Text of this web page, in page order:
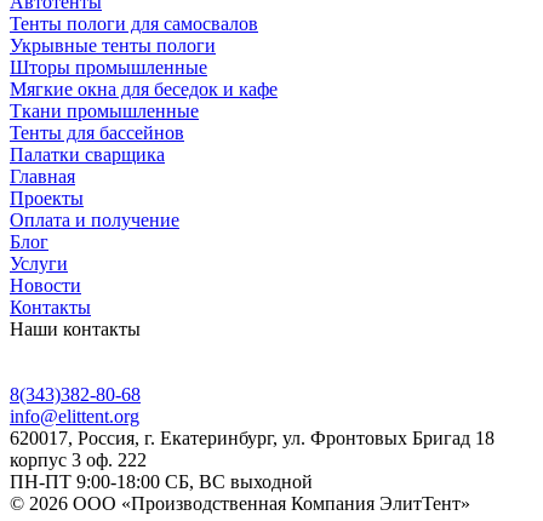
Тенты пологи для самосвалов
Укрывные тенты пологи
Шторы промышленные
Мягкие окна для беседок и кафе
Ткани промышленные
Тенты для бассейнов
Палатки сварщика
Главная
Проекты
Оплата и получение
Блог
Услуги
Новости
Контакты
Наши контакты
8(343)382-80-68
info@elittent.org
620017, Россия, г. Екатеринбург, ул. Фронтовых Бригад 18
корпус 3 оф. 222
ПН-ПТ 9:00-18:00 СБ, ВС выходной
© 2026 ООО «Производственная Компания ЭлитТент»